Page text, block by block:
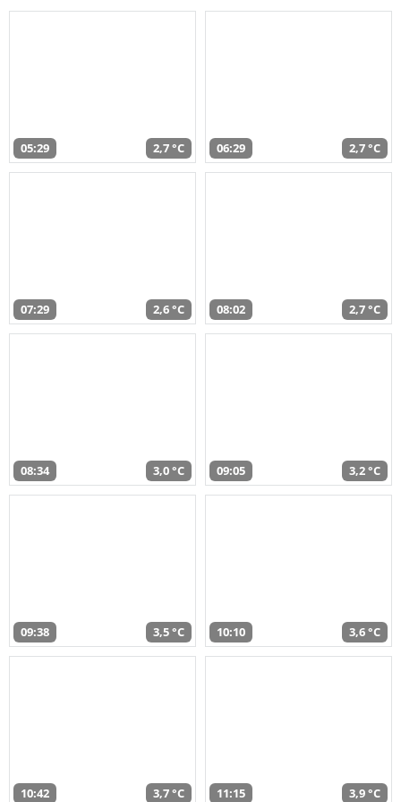
05:29 2,7 °C 06:29 2,7 °C
07:29 2,6 °C 08:02 2,7 °C
08:34 3,0 °C 09:05 3,2 °C
09:38 3,5 °C 10:10 3,6 °C
10:42 3,7 °C 11:15 3,9 °C